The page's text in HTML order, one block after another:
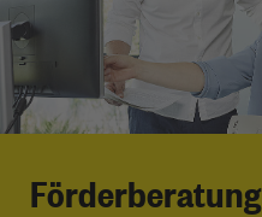
Förderberatung